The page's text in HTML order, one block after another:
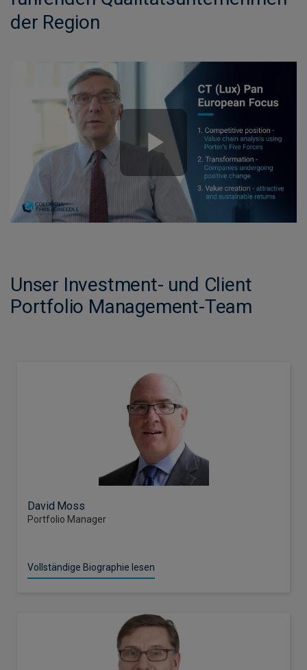
der Region
Unser Investment- und Client
Portfolio Management-Team
David Moss
Portfolio Manager
Vollständige Biographie lesen